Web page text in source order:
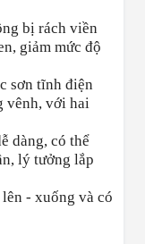
bị rách viền
giảm mức độ
sơn tĩnh điện
vênh, với hai
dàng, có thể
lý tưởng lắp
- xuống và có